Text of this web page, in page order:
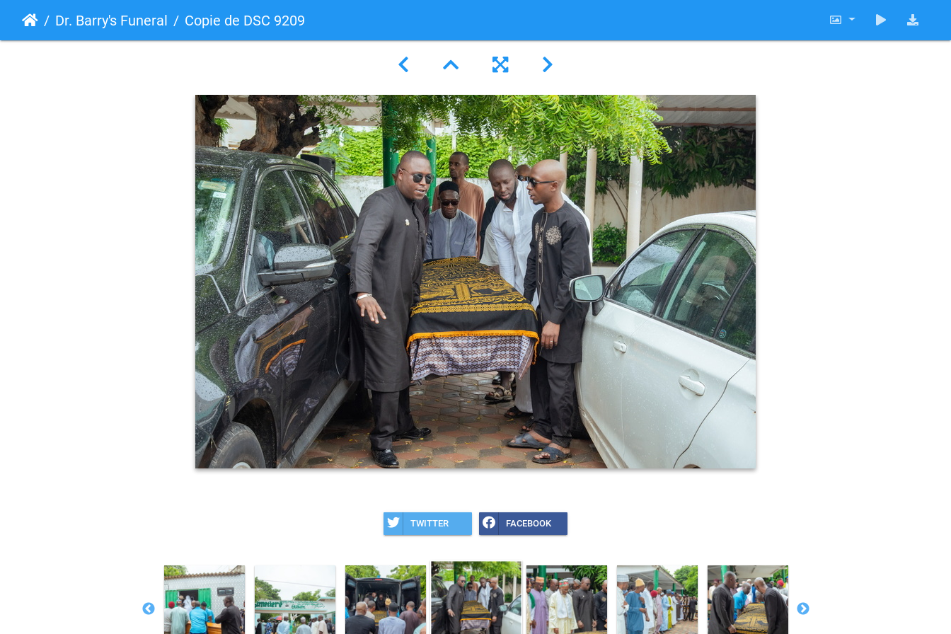
Dr. Barry's Funeral Copie de DSC 9209
TWITTER FACEBOOK